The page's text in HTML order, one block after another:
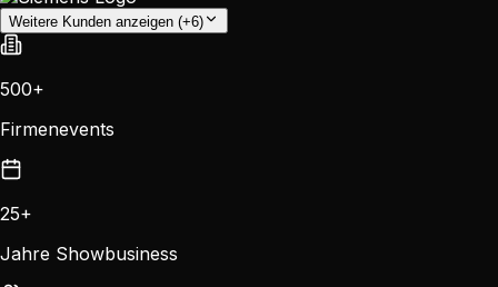
Weitere Kunden anzeigen (+6)
500+
Firmenevents
25+
Jahre Showbusiness